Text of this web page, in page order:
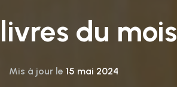
du mois
Mis à jour le 15 mai 2024